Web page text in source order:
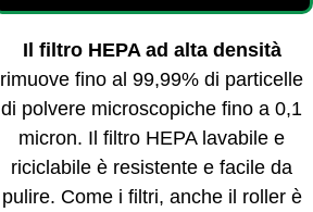
Il filtro HEPA ad alta densità
rimuove fino al 99,99% di particelle
di polvere microscopiche fino a 0,1
micron. Il filtro HEPA lavabile e
riciclabile è resistente e facile da
pulire. Come i filtri, anche il roller è